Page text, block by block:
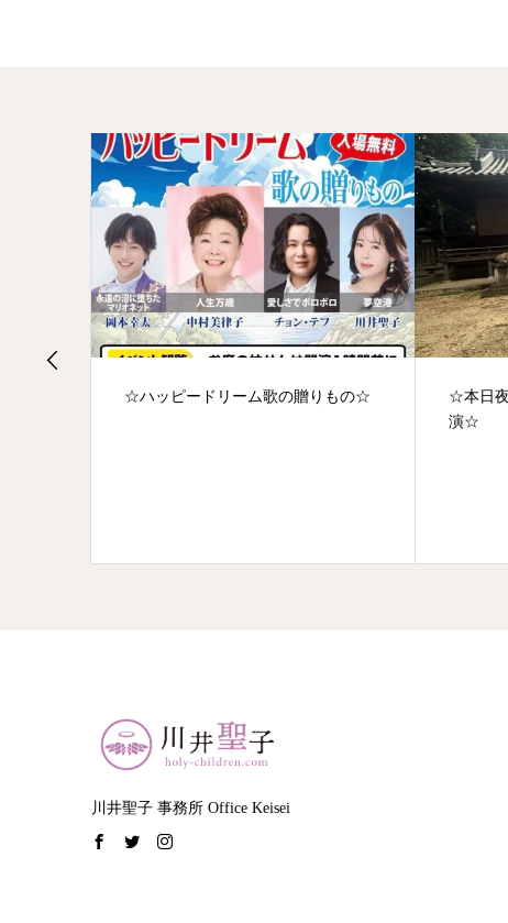
☆ハッピードリーム歌の贈りもの☆
☆本日
演☆
川井聖子 事務所 Office Keisei